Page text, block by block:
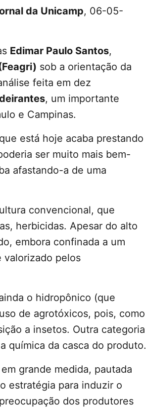
da Unicamp, 06-05-
Edimar Paulo Santos,
sob a orientação da
feita em dez
, um importante
e Campinas.
está hoje acaba prestando
ser muito mais bem-
afastando-a de uma
convencional, que
herbicidas. Apesar do alto
embora confinada a um
valorizado pelos
o hidropônico (que
de agrotóxicos, pois, como
a insetos. Outra categoria
química da casca do produto.
grande medida, pautada
estratégia para induzir o
dos produtores